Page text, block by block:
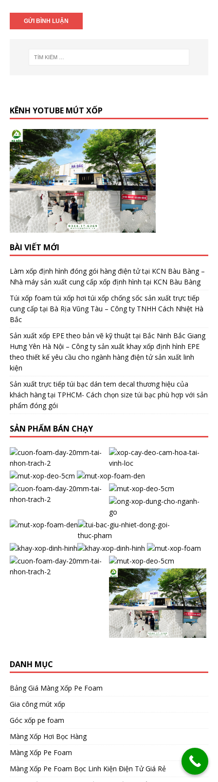
KÊNH YOTUBE MÚT XỐP
BÀI VIẾT MỚI
Làm xốp định hình đóng gói hàng điện tử tại KCN Bàu Bàng –
Nhà máy sản xuất cung cấp xốp định hình tại KCN Bàu Bàng
Túi xốp foam túi xốp hơi túi xốp chống sốc sản xuất trực tiếp
cung cấp tại Bà Rịa Vũng Tàu – Công ty TNHH Cách Nhiệt Hà
Bắc
Sản xuất xốp EPE theo bản vẽ kỹ thuật tại Bắc Ninh Bắc Giang
Hưng Yên Hà Nội – Công ty sản xuất khay xốp định hình EPE
theo thiết kế yêu cầu cho ngành hàng điện tử sản xuất linh
kiện
Sản xuất trực tiếp túi bạc dán tem decal thương hiệu của
khách hàng tại TPHCM- Cách chọn size túi bạc phù hợp với sản
phẩm đóng gói
SẢN PHẨM BÁN CHẠY
DANH MỤC
Bảng Giá Màng Xốp Pe Foam
Gia công mút xốp
Góc xốp pe foam
Màng Xốp Hơi Bọc Hàng
Màng Xốp Pe Foam
Màng Xốp Pe Foam Bọc Linh Kiện Điện Tử Giá Rẻ